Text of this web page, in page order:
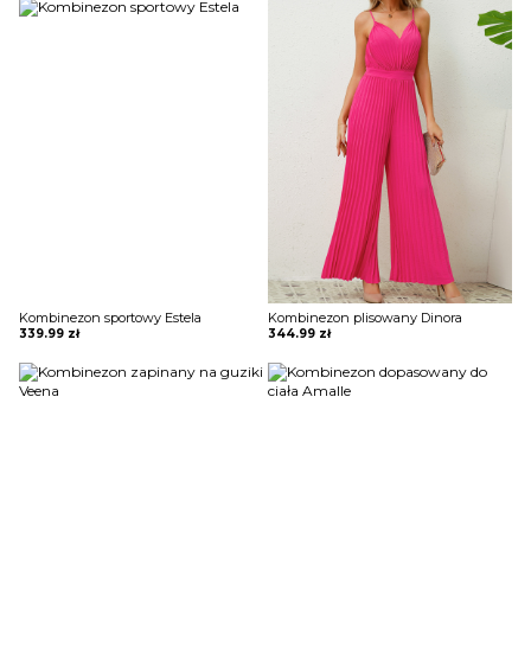
Kombinezon sportowy Estela
339.99 zł
Kombinezon plisowany Dinora
344.99 zł